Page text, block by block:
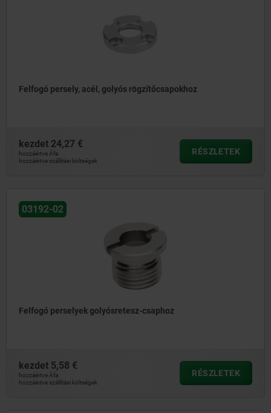
Felfogó persely, acél, golyós rögzítőcsapokhoz
kezdet 24,27 €
hozzáértve Áfa
hozzáértve szállítási költségek
RÉSZLETEK
03192-02
Felfogó perselyek golyósretesz-csaphoz
kezdet 5,58 €
hozzáértve Áfa
hozzáértve szállítási költségek
RÉSZLETEK